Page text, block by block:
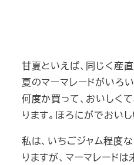
甘夏といえば、同じく産
夏のマーマレードがいろ
何度か買って、おいしく
ります。ほろにがでおいし
私は、いちごジャム程度
りますが、マーマレードは